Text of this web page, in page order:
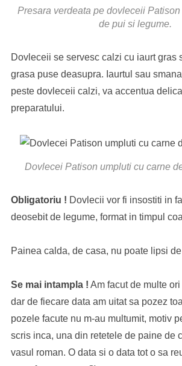
Presara verdeata pe dovleceii
de pui si legume.
Dovleceii se servesc calzi cu iaurt gras
grasa puse deasupra. Iaurtul sau
peste dovleceii calzi, va accentua
preparatului.
Dovlecei Patison umpluti cu carne
Obligatoriu ! Dovlecii vor fi insostiti in
deosebit de legume, format in timpul
Painea calda, de casa, nu poate lipsi
Se mai intampla ! Am facut de multe
dar de fiecare data am uitat sa pozez
pozele facute nu m-au multumit, motiv
scris inca, una din retetele de paine de
vasul roman. O data si o data tot o sa